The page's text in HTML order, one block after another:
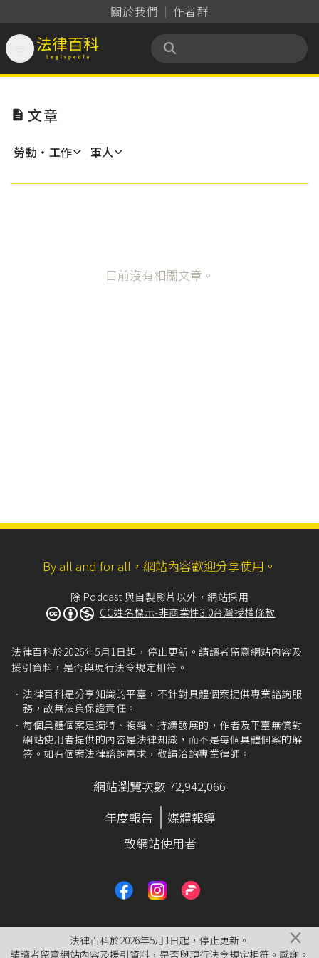
關於我們 作者群
法律百科 Legispedia
 文章
勞動‧工作 軍人
目前沒有相關文章。
By all and for all，網站內容歡迎分享使用。
除 Podcast 與自製影片以外，網站採用
CC姓名標示-非商業性3.0台灣授權條款
法律百科於2026年5月1日起，停止更新。請讀者留意網站內容及
援引資料，是否與現行法令規定相符。
法律百科是分享知識的平臺，不針對具體個案提供專業諮詢服
務，故無法負保證責任。
每個具體個案是獨特、複雜、持續發展的，作者及平臺無償對
網站使用者提供的內容是法律知識，而不是每個具體個案的解
答。如有個案法律諮詢需求，敬請洽詢專業律師。
網站瀏覽次數 72,942,066
年度報告
媒體報導
致網站使用者
法律百科於2026年5月1日起，停止更新。
請讀者留意網站內容及援引資料，是否與現行法令規定相符。感謝。
×